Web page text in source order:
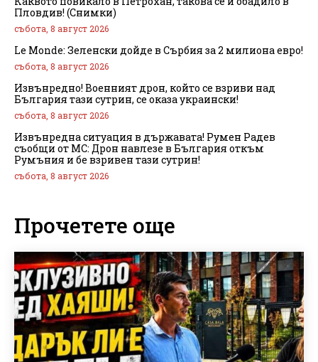
Пловдив! (Снимки)
събота, 8 август 2026
Le Monde: Зеленски дойде в Сърбия за 2 милиона евро!
събота, 8 август 2026
Извънредно! Военният дрон, който се взриви над
България тази сутрин, се оказа украински!
събота, 8 август 2026
Извънредна ситуация в държавата! Румен Радев
съобщи от МС: Дрон навлезе в България откъм
Румъния и бе взривен тази сутрин!
събота, 8 август 2026
Прочетете още